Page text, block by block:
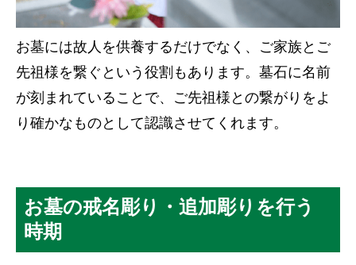
お墓には故人を供養するだけでなく、ご家族とご
先祖様を繋ぐという役割もあります。墓石に名前
が刻まれていることで、ご先祖様との繋がりをよ
り確かなものとして認識させてくれます。
お墓の戒名彫り・追加彫りを行う
時期